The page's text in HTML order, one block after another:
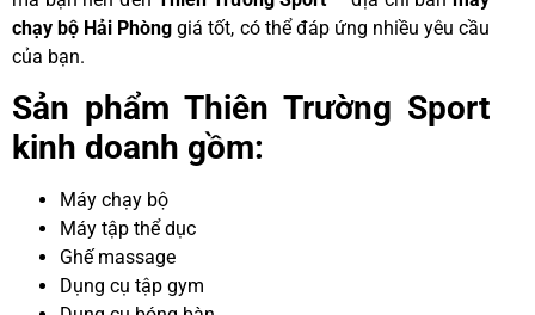
chạy bộ Hải Phòng giá tốt, có thể đáp ứng nhiều yêu cầu
của bạn.
Sản phẩm Thiên Trường Sport
kinh doanh gồm:
Máy chạy bộ
Máy tập thể dục
Ghế massage
Dụng cụ tập gym